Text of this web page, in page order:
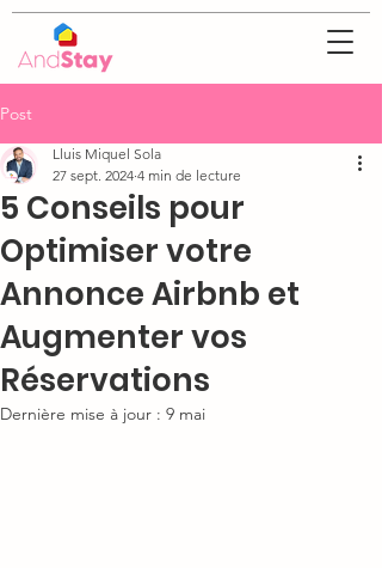
Post
5 Conseils pour
Optimiser votre
Annonce Airbnb et
Augmenter vos
Réservations
Lluis Miquel Sola
27 sept. 2024 4 min de lecture
Dernière mise à jour : 9 mai